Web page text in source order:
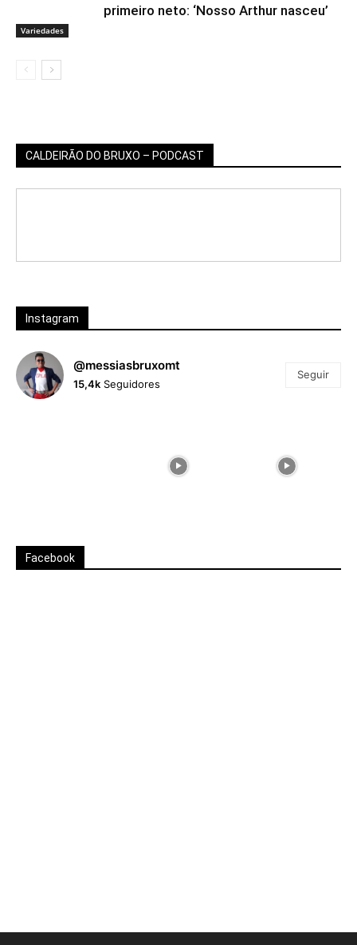
Variedades
primeiro neto: ‘Nosso Arthur nasceu’
CALDEIRÃO DO BRUXO – PODCAST
Instagram
@messiasbruxomt
15,4k Seguidores
Seguir
Facebook